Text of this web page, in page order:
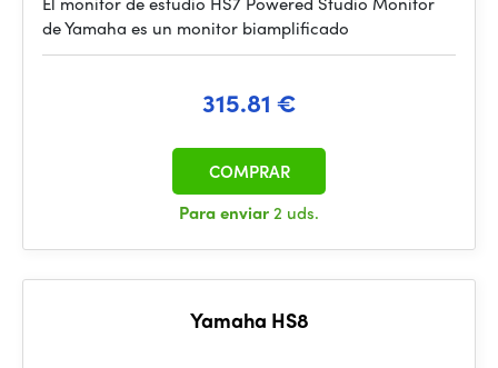
de Yamaha es un monitor biamplificado
315.81 €
Para enviar2 uds.
COMPRAR
Yamaha HS8